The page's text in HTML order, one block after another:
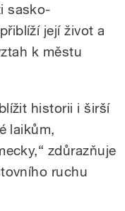
sasko-
její život a
k městu
historii i širší
laikům,
zdůrazňuje
ruchu